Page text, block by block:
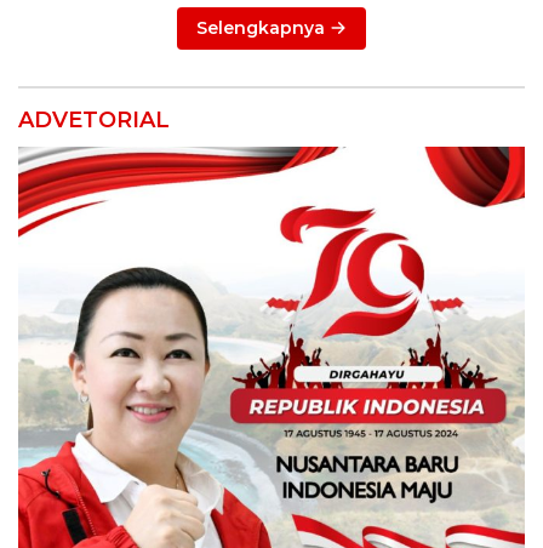
Selengkapnya
ADVETORIAL